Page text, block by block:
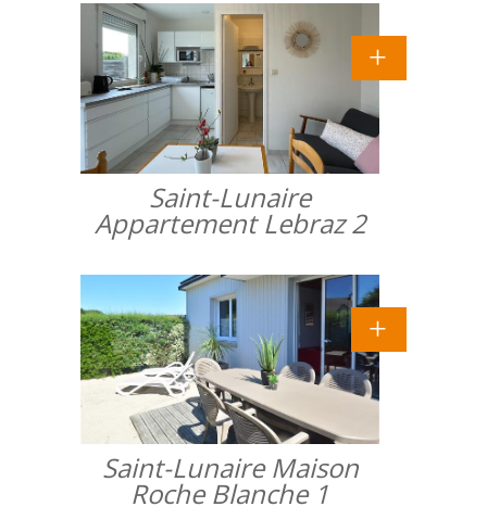
Saint-Lunaire
Appartement Lebraz 2
Saint-Lunaire Maison
Roche Blanche 1